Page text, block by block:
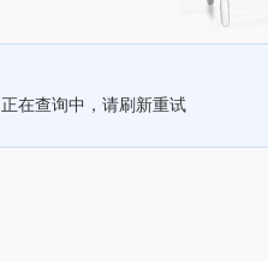
正在查询中，请刷新重试